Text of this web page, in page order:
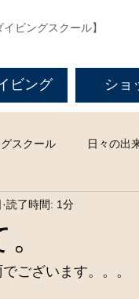
ビングスクール】
ビング ショ
スクール 日々の出
読了時間: 1分
ございます。。。